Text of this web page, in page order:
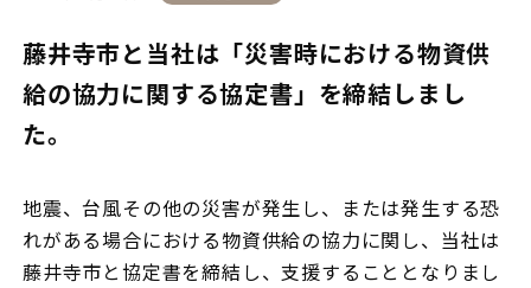
藤井寺市と当社は「災害時における物資供
給の協力に関する協定書」を締結しまし
た。
地震、台風その他の災害が発生し、または発生する恐
れがある場合における物資供給の協力に関し、当社は
藤井寺市と協定書を締結し、支援することとなりまし